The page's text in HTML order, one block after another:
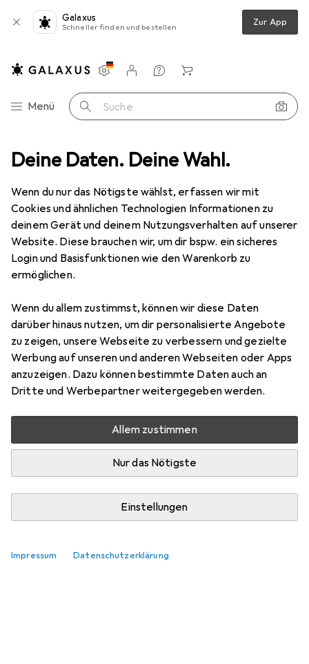
Deine Daten. Deine Wahl.
Wenn du nur das Nötigste wählst, erfassen wir mit
Cookies und ähnlichen Technologien Informationen zu
deinem Gerät und deinem Nutzungsverhalten auf unserer
Website. Diese brauchen wir, um dir bspw. ein sicheres
Login und Basisfunktionen wie den Warenkorb zu
ermöglichen.
Wenn du allem zustimmst, können wir diese Daten
darüber hinaus nutzen, um dir personalisierte Angebote
zu zeigen, unsere Webseite zu verbessern und gezielte
Werbung auf unseren und anderen Webseiten oder Apps
anzuzeigen. Dazu können bestimmte Daten auch an
Dritte und Werbepartner weitergegeben werden.
Allem zustimmen
Nur das Nötigste
Einstellungen
Impressum Datenschutzerklärung
Galaxus
Schneller finden und bestellen Zur App
Navigation nach Kategorien
Menü Suche
Einstellungen
Kundenkonto
Vergleichslisten
Merklisten
Warenkorb
Spiele + Puzzles Puzzle Goki Katze, Haus,...
EUR
12,40
GokiKatze, Haus,...
5 Teile
Zubehör für Goki Katze, Haus,...
Hier findest du passendes Zubehör zum Produkt Goki
Katze, Haus,....
Relevanz
Produktliste